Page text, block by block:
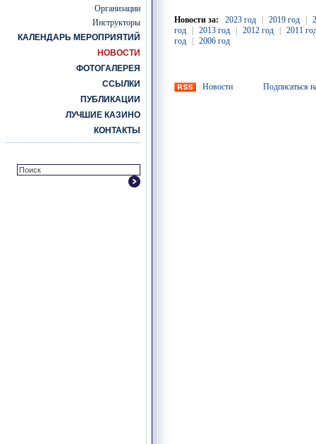
Организации
Инструкторы
КАЛЕНДАРЬ МЕРОПРИЯТИЙ
НОВОСТИ
ФОТОГАЛЕРЕЯ
ССЫЛКИ
ПУБЛИКАЦИИ
ЛУЧШИЕ КАЗИНО
КОНТАКТЫ
Новости за: 2023 год 2019 год
год
2013 год 2012 год
2011
год
2006 год
Новости Подписаться